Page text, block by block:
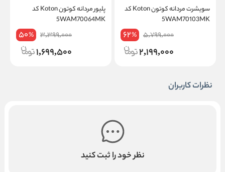
سویشرت مردانه کوتون Koton کد
5WAM70103MK
5,799,000
62%
2,199,000
پلیور مردانه کوتون Koton کد
5WAM70064MK
3,399,000
50%
1,699,500
نظرات کاربران
نظر خود را ثبت کنید